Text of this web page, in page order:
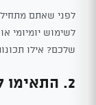
לפני שאתם
לשימוש יומיומי
שלכם? אילו
2. התאימו למידות